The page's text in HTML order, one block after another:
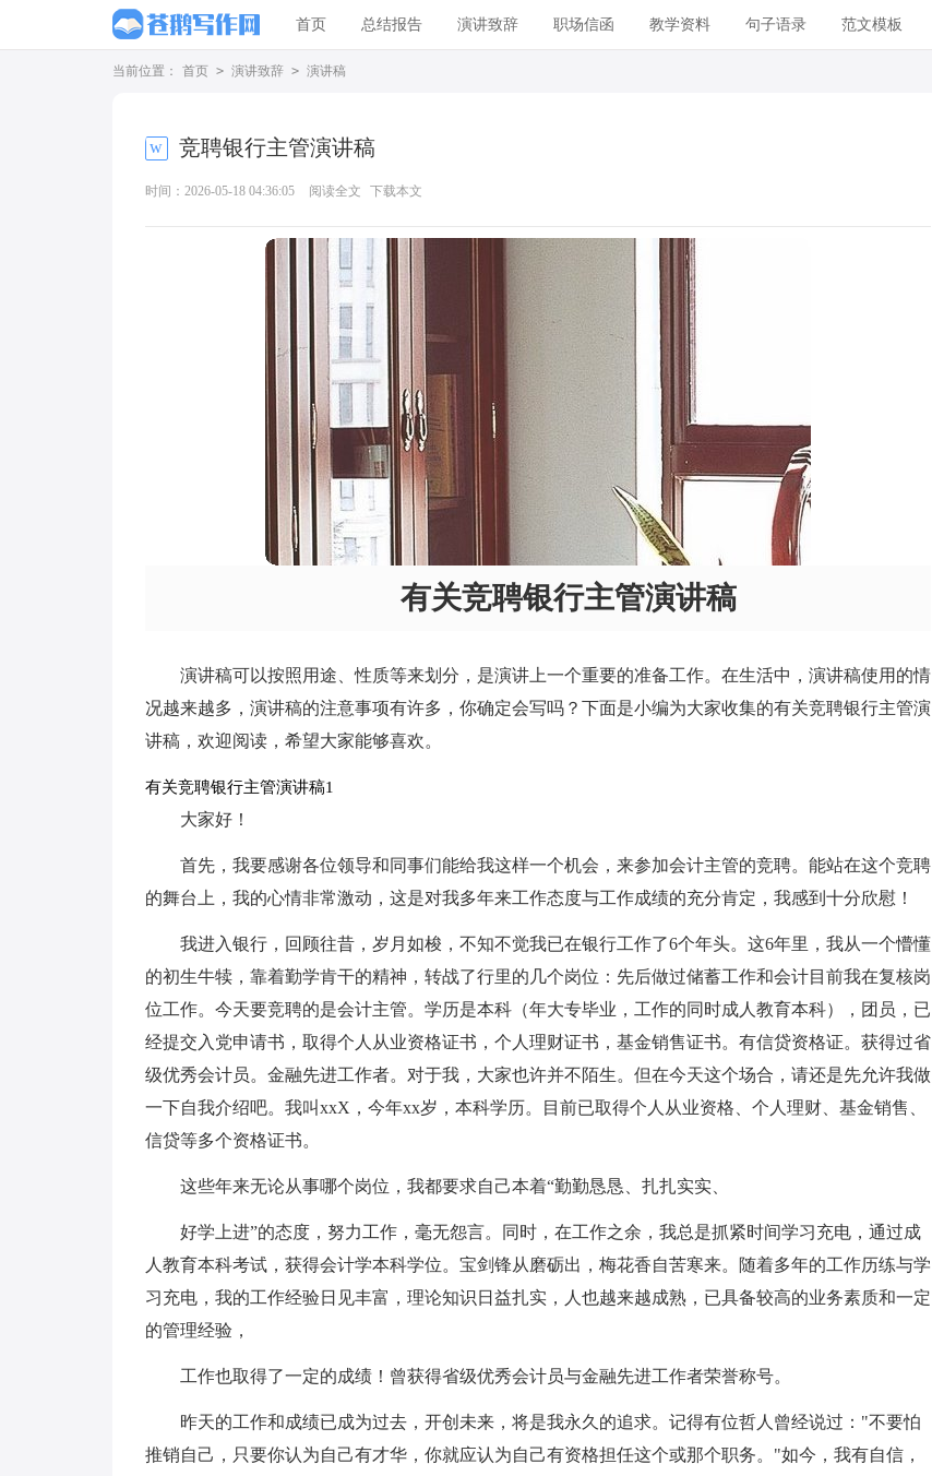
首页 总结报告 演讲致辞 职场信函 教学资料 句子语录 范文模板
当前位置： 首页 > 演讲致辞 > 演讲稿
竞聘银行主管演讲稿
时间：2026-05-18 04:36:05 阅读全文 下载本文
有关竞聘银行主管演讲稿
演讲稿可以按照用途、性质等来划分，是演讲上一个重要的准备工作。在生活中，演讲稿使用的情
况越来越多，演讲稿的注意事项有许多，你确定会写吗？下面是小编为大家收集的有关竞聘银行主管演
讲稿，欢迎阅读，希望大家能够喜欢。
有关竞聘银行主管演讲稿1
大家好！
首先，我要感谢各位领导和同事们能给我这样一个机会，来参加会计主管的竞聘。能站在这个竞聘
的舞台上，我的心情非常激动，这是对我多年来工作态度与工作成绩的充分肯定，我感到十分欣慰！
我进入银行，回顾往昔，岁月如梭，不知不觉我已在银行工作了6个年头。这6年里，我从一个懵懂
的初生牛犊，靠着勤学肯干的精神，转战了行里的几个岗位：先后做过储蓄工作和会计目前我在复核岗
位工作。今天要竞聘的是会计主管。学历是本科（年大专毕业，工作的同时成人教育本科），团员，已
经提交入党申请书，取得个人从业资格证书，个人理财证书，基金销售证书。有信贷资格证。获得过省
级优秀会计员。金融先进工作者。对于我，大家也许并不陌生。但在今天这个场合，请还是先允许我做
一下自我介绍吧。我叫xxX，今年xx岁，本科学历。目前已取得个人从业资格、个人理财、基金销售、
信贷等多个资格证书。
这些年来无论从事哪个岗位，我都要求自己本着“勤勤恳恳、扎扎实实、
好学上进”的态度，努力工作，毫无怨言。同时，在工作之余，我总是抓紧时间学习充电，通过成
人教育本科考试，获得会计学本科学位。宝剑锋从磨砺出，梅花香自苦寒来。随着多年的工作历练与学
习充电，我的工作经验日见丰富，理论知识日益扎实，人也越来越成熟，已具备较高的业务素质和一定
的管理经验，
工作也取得了一定的成绩！曾获得省级优秀会计员与金融先进工作者荣誉称号。
昨天的工作和成绩已成为过去，开创未来，将是我永久的追求。记得有位哲人曾经说过："不要怕
推销自己，只要你认为自己有才华，你就应认为自己有资格担任这个或那个职务。"如今，我有自信，